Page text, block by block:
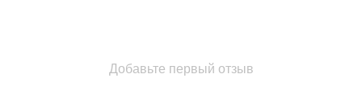
Добавьте первый отзыв